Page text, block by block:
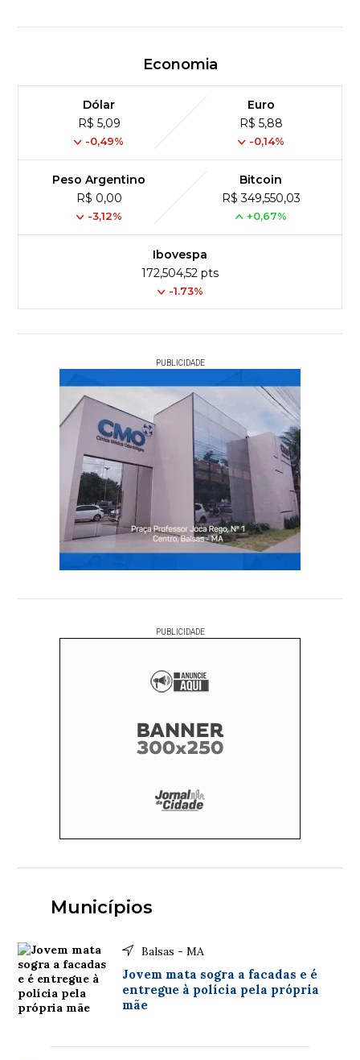
Economia
Dólar
R$ 5,09
-0,49%
Euro
R$ 5,88
-0,14%
Peso Argentino
R$ 0,00
-3,12%
Bitcoin
R$ 349,550,03
+0,67%
Ibovespa
172,504,52 pts
-1.73%
PUBLICIDADE
PUBLICIDADE
Municípios
Balsas - MA
Jovem mata sogra a facadas e é
entregue à polícia pela própria
mãe